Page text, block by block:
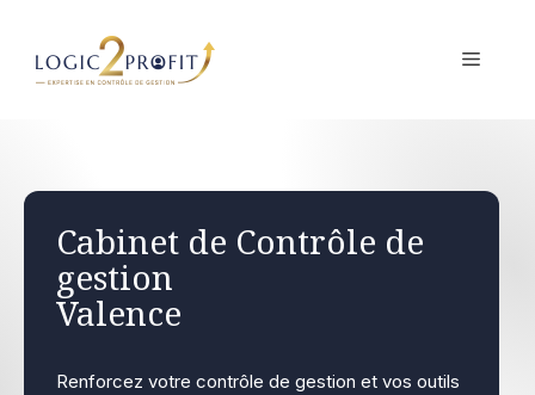
contenu
MENU
Cabinet de Contrôle de
gestion
Valence
Renforcez votre contrôle de gestion et vos outils